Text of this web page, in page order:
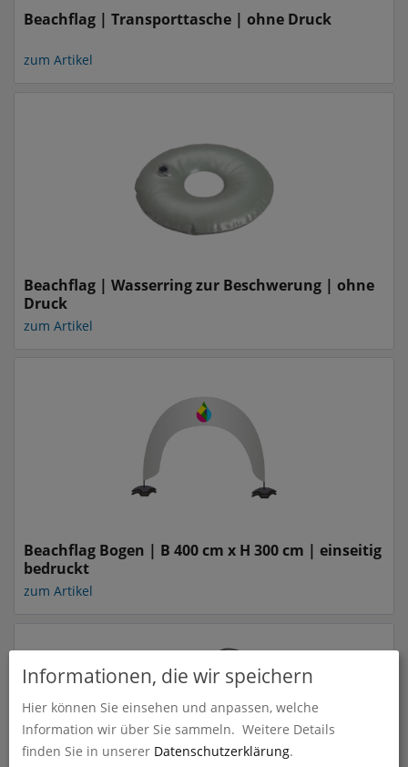
Beachflag | Transporttasche | ohne Druck
zum Artikel
Beachflag | Wasserring zur Beschwerung | ohne
Druck
zum Artikel
Beachflag Bogen | B 400 cm x H 300 cm | einseitig
bedruckt
zum Artikel
Informationen, die wir speichern
Hier können Sie einsehen und anpassen, welche
Information wir über Sie sammeln. Weitere Details
finden Sie in unserer Datenschutzerklärung.